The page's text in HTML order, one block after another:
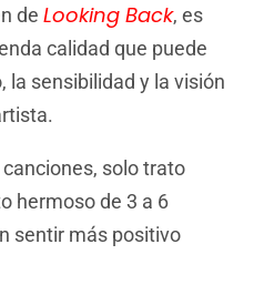
de Looking Back, es
calidad que puede
la sensibilidad y la visión
solo trato
hermoso de 3 a 6
sentir más positivo